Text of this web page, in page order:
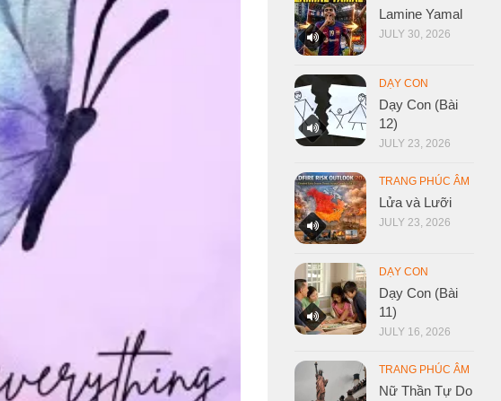
Lamine Yamal
JULY 30, 2026
DẠY CON
Dạy Con (Bài
12)
JULY 23, 2026
TRANG PHÚC ÂM
Lửa và Lưỡi
JULY 23, 2026
DẠY CON
Dạy Con (Bài
11)
JULY 16, 2026
TRANG PHÚC ÂM
Nữ Thần Tự Do